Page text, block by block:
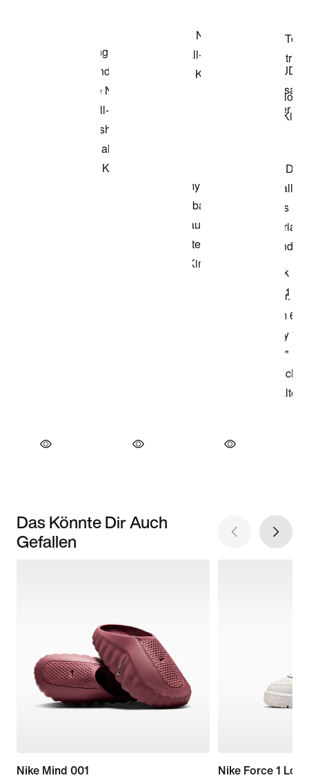
Das Könnte Dir Auch
Gefallen
Nike Mind 001
Nike Force 1 Low